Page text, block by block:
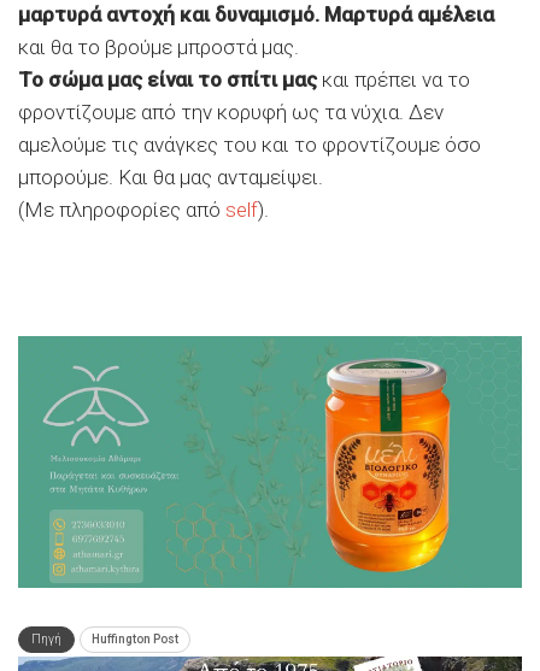
μαρτυρά αντοχή και δυναμισμό. Μαρτυρά αμέλεια
και θα το βρούμε μπροστά μας.
Το σώμα μας είναι το σπίτι μαςκαι πρέπει να το
φροντίζουμε από την κορυφή ως τα νύχια. Δεν
αμελούμε τις ανάγκες του και το φροντίζουμε όσο
μπορούμε. Και θα μας ανταμείψει.
(Mε πληροφορίες από self).
Πηγή Huffington Post